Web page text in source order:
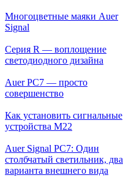
Многоцветные маяки Auer
Signal
Серия R — воплощение
светодиодного дизайна
Auer PC7 — просто
совершенство
Как установить сигнальные
устройства М22
Auer Signal PC7: Один
столбчатый светильник, два
варианта внешнего вида